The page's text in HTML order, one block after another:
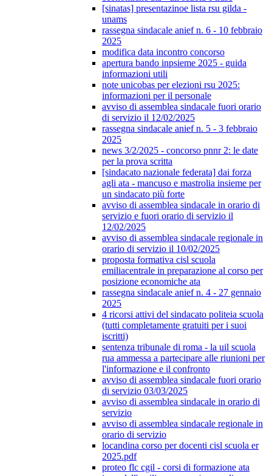
[sinatas] presentazinoe lista rsu gilda -
unams
rassegna sindacale anief n. 6 - 10 febbraio
2025
modifica data incontro concorso
apertura bando inpsieme 2025 - guida
informazioni utili
note unicobas per elezioni rsu 2025:
informazioni per il personale
avviso di assemblea sindacale fuori orario
di servizio il 12/02/2025
rassegna sindacale anief n. 5 - 3 febbraio
2025
news 3/2/2025 - concorso pnnr 2: le date
per la prova scritta
[sindacato nazionale federata] dai forza
agli ata - mancuso e mastrolia insieme per
un sindacato più forte
avviso di assemblea sindacale in orario di
servizio e fuori orario di servizio il
12/02/2025
avviso di assemblea sindacale regionale in
orario di servizio il 10/02/2025
proposta formativa cisl scuola
emiliacentrale in preparazione al corso per
posizione economiche ata
rassegna sindacale anief n. 4 - 27 gennaio
2025
4 ricorsi attivi del sindacato politeia scuola
(tutti completamente gratuiti per i suoi
iscritti)
sentenza tribunale di roma - la uil scuola
rua ammessa a partecipare alle riunioni per
l'informazione e il confronto
avviso di assemblea sindacale fuori orario
di servizio 03/03/2025
avviso di assemblea sindacale in orario di
servizio
avviso di assemblea sindacale regionale in
orario di servizio
locandina corso per docenti cisl scuola er
2025.pdf
proteo flc cgil - corsi di formazione ata